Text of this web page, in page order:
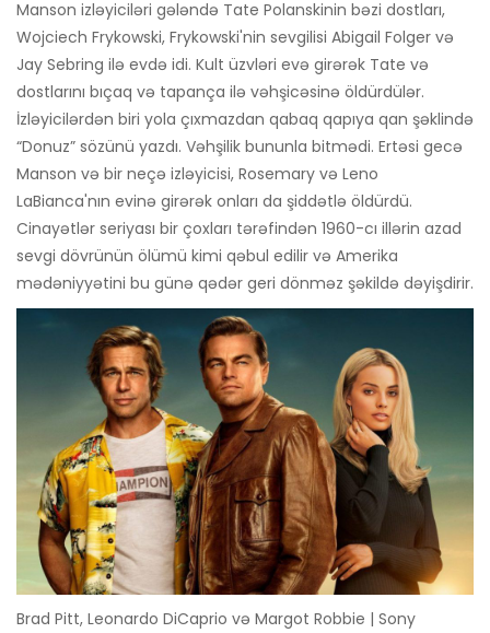
Manson izləyiciləri gələndə Tate Polanskinin bəzi dostları,
Wojciech Frykowski, Frykowski'nin sevgilisi Abigail Folger və
Jay Sebring ilə evdə idi. Kult üzvləri evə girərək Tate və
dostlarını bıçaq və tapança ilə vəhşicəsinə öldürdülər.
İzləyicilərdən biri yola çıxmazdan qabaq qapıya qan şəklində
“Donuz” sözünü yazdı. Vəhşilik bununla bitmədi. Ertəsi gecə
Manson və bir neçə izləyicisi, Rosemary və Leno
LaBianca'nın evinə girərək onları da şiddətlə öldürdü.
Cinayətlər seriyası bir çoxları tərəfindən 1960-cı illərin azad
sevgi dövrünün ölümü kimi qəbul edilir və Amerika
mədəniyyətini bu günə qədər geri dönməz şəkildə dəyişdirir.
Brad Pitt, Leonardo DiCaprio və Margot Robbie | Sony